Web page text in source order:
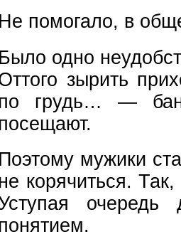
Не помогало, в
Было одно
зырить
грудь… —
Поэтому мужики
корячиться.